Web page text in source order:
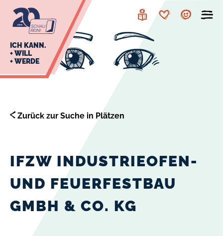
Navigation
Inhalt
Leichte
MerkzettelAccount
ICH KANN.
+ WILL
+ WERDE
Zurück zur Suche in Plätzen
IFZW INDUSTRIEOFEN-
UND FEUERFESTBAU
GMBH & CO. KG